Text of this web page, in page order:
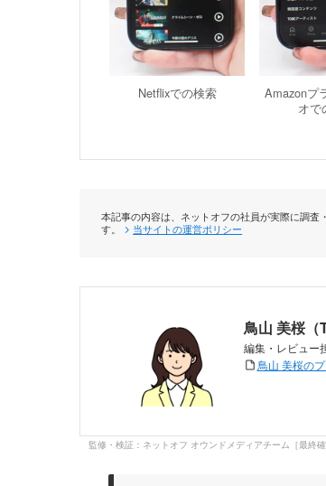
Netflixでの検索
Amazonプ
オで
本記事の内容は、ネットオフの社員が実際に調
す。
当サイトの運営ポリシー
鳥山 美桜（
編集・レビュー
鳥山 美桜の
監修・検証：ネットオフ オウンドメディアチーム［最終確